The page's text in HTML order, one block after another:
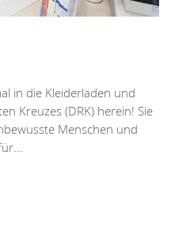
in die Kleiderläden und
Kreuzes (DRK) herein! Sie
Menschen und